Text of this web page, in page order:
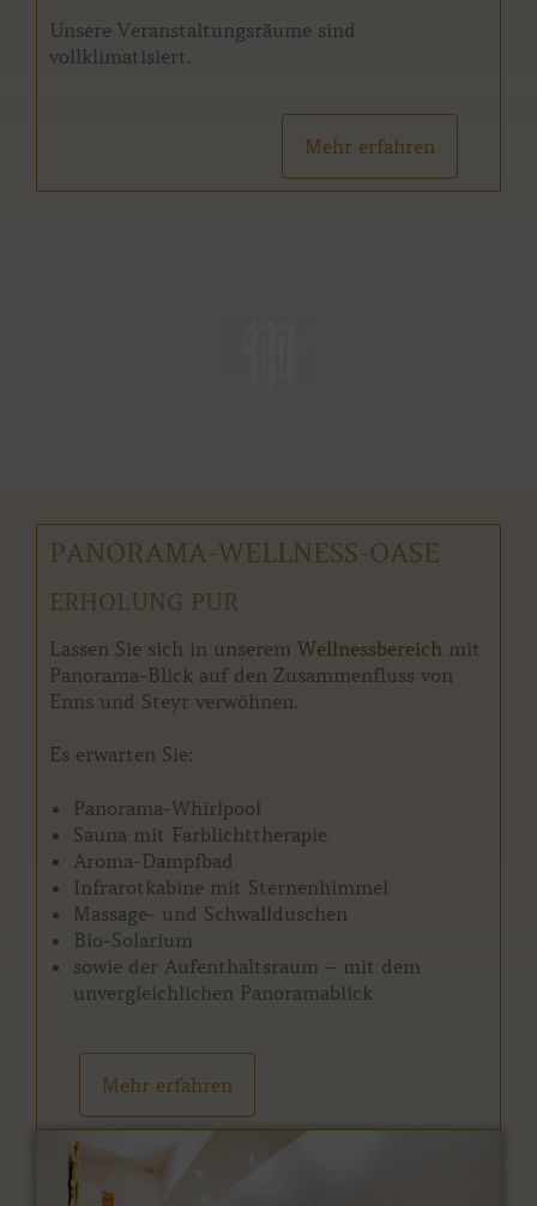
Unsere Veranstaltungsräume sind
vollklimatisiert.
Mehr erfahren
PANORAMA-WELLNESS-OASE
ERHOLUNG PUR
Lassen Sie sich in unserem Wellnessbereich mit
Panorama-Blick auf den Zusammenfluss von
Enns und Steyr verwöhnen.
Es erwarten Sie:
Panorama-Whirlpool
Sauna mit Farblichttherapie
Aroma-Dampfbad
Infrarotkabine mit Sternenhimmel
Massage- und Schwallduschen
Bio-Solarium
sowie der Aufenthaltsraum – mit dem
unvergleichlichen Panoramablick
Mehr erfahren